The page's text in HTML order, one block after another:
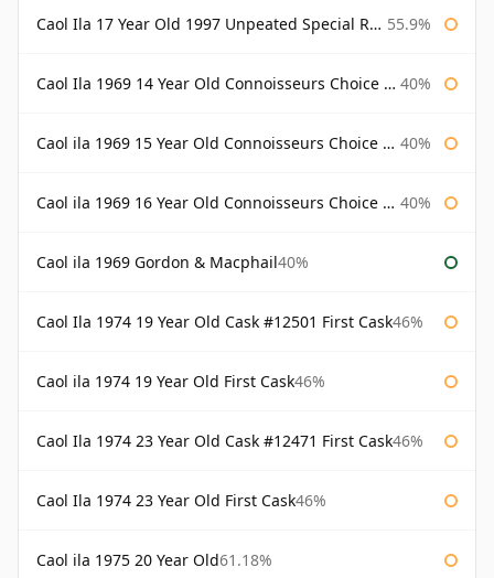
Caol Ila 17 Year Old 1997 Unpeated Special Release 2015 55.9%
Caol Ila 1969 14 Year Old Connoisseurs Choice Gordon & Macphail 40%
Caol ila 1969 15 Year Old Connoisseurs Choice Gordon & Macphail 40%
Caol ila 1969 16 Year Old Connoisseurs Choice Gordon & Macphail 40%
Caol ila 1969 Gordon & Macphail40%
Caol Ila 1974 19 Year Old Cask #12501 First Cask46%
Caol ila 1974 19 Year Old First Cask46%
Caol Ila 1974 23 Year Old Cask #12471 First Cask46%
Caol Ila 1974 23 Year Old First Cask46%
Caol ila 1975 20 Year Old61.18%